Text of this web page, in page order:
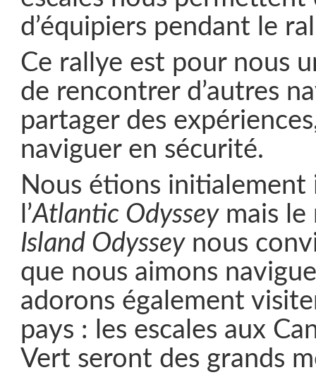
d’équipiers pendant le
Ce rallye est pour nous
de rencontrer d’autres
partager des
naviguer en sécurité.
Nous étions initialement
l’Atlantic Odysseymais le
Island Odysseynous
que nous aimons
adorons également
pays : les escales aux
Vert seront des grands